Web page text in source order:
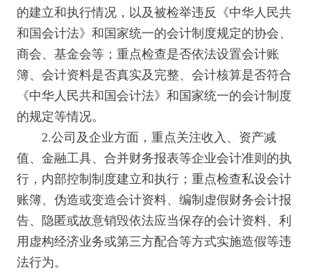
的建立和执行情况，以及被检举违反《中华人民共
和国会计法》和国家统一的会计制度规定的协会、
商会、基金会等；重点检查是否依法设置会计账
簿、会计资料是否真实及完整、会计核算是否符合
《中华人民共和国会计法》和国家统一的会计制度
的规定等情况。
2.公司及企业方面，重点关注收入、资产减
值、金融工具、合并财务报表等企业会计准则的执
行，内部控制制度建立和执行；重点检查私设会计
账簿、伪造或变造会计资料、编制虚假财务会计报
告、隐匿或故意销毁依法应当保存的会计资料、利
用虚构经济业务或第三方配合等方式实施造假等违
法行为。